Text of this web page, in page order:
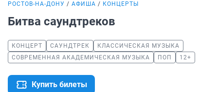
РОСТОВ-НА-ДОНУ АФИША КОНЦЕРТЫ
Битва саундтреков
КОНЦЕРТ САУНДТРЕК
КЛАССИЧЕСКАЯ МУЗЫКА
СОВРЕМЕННАЯ АКАДЕМИЧЕСКАЯ МУЗЫКА
ПОП 12+
Купить билеты